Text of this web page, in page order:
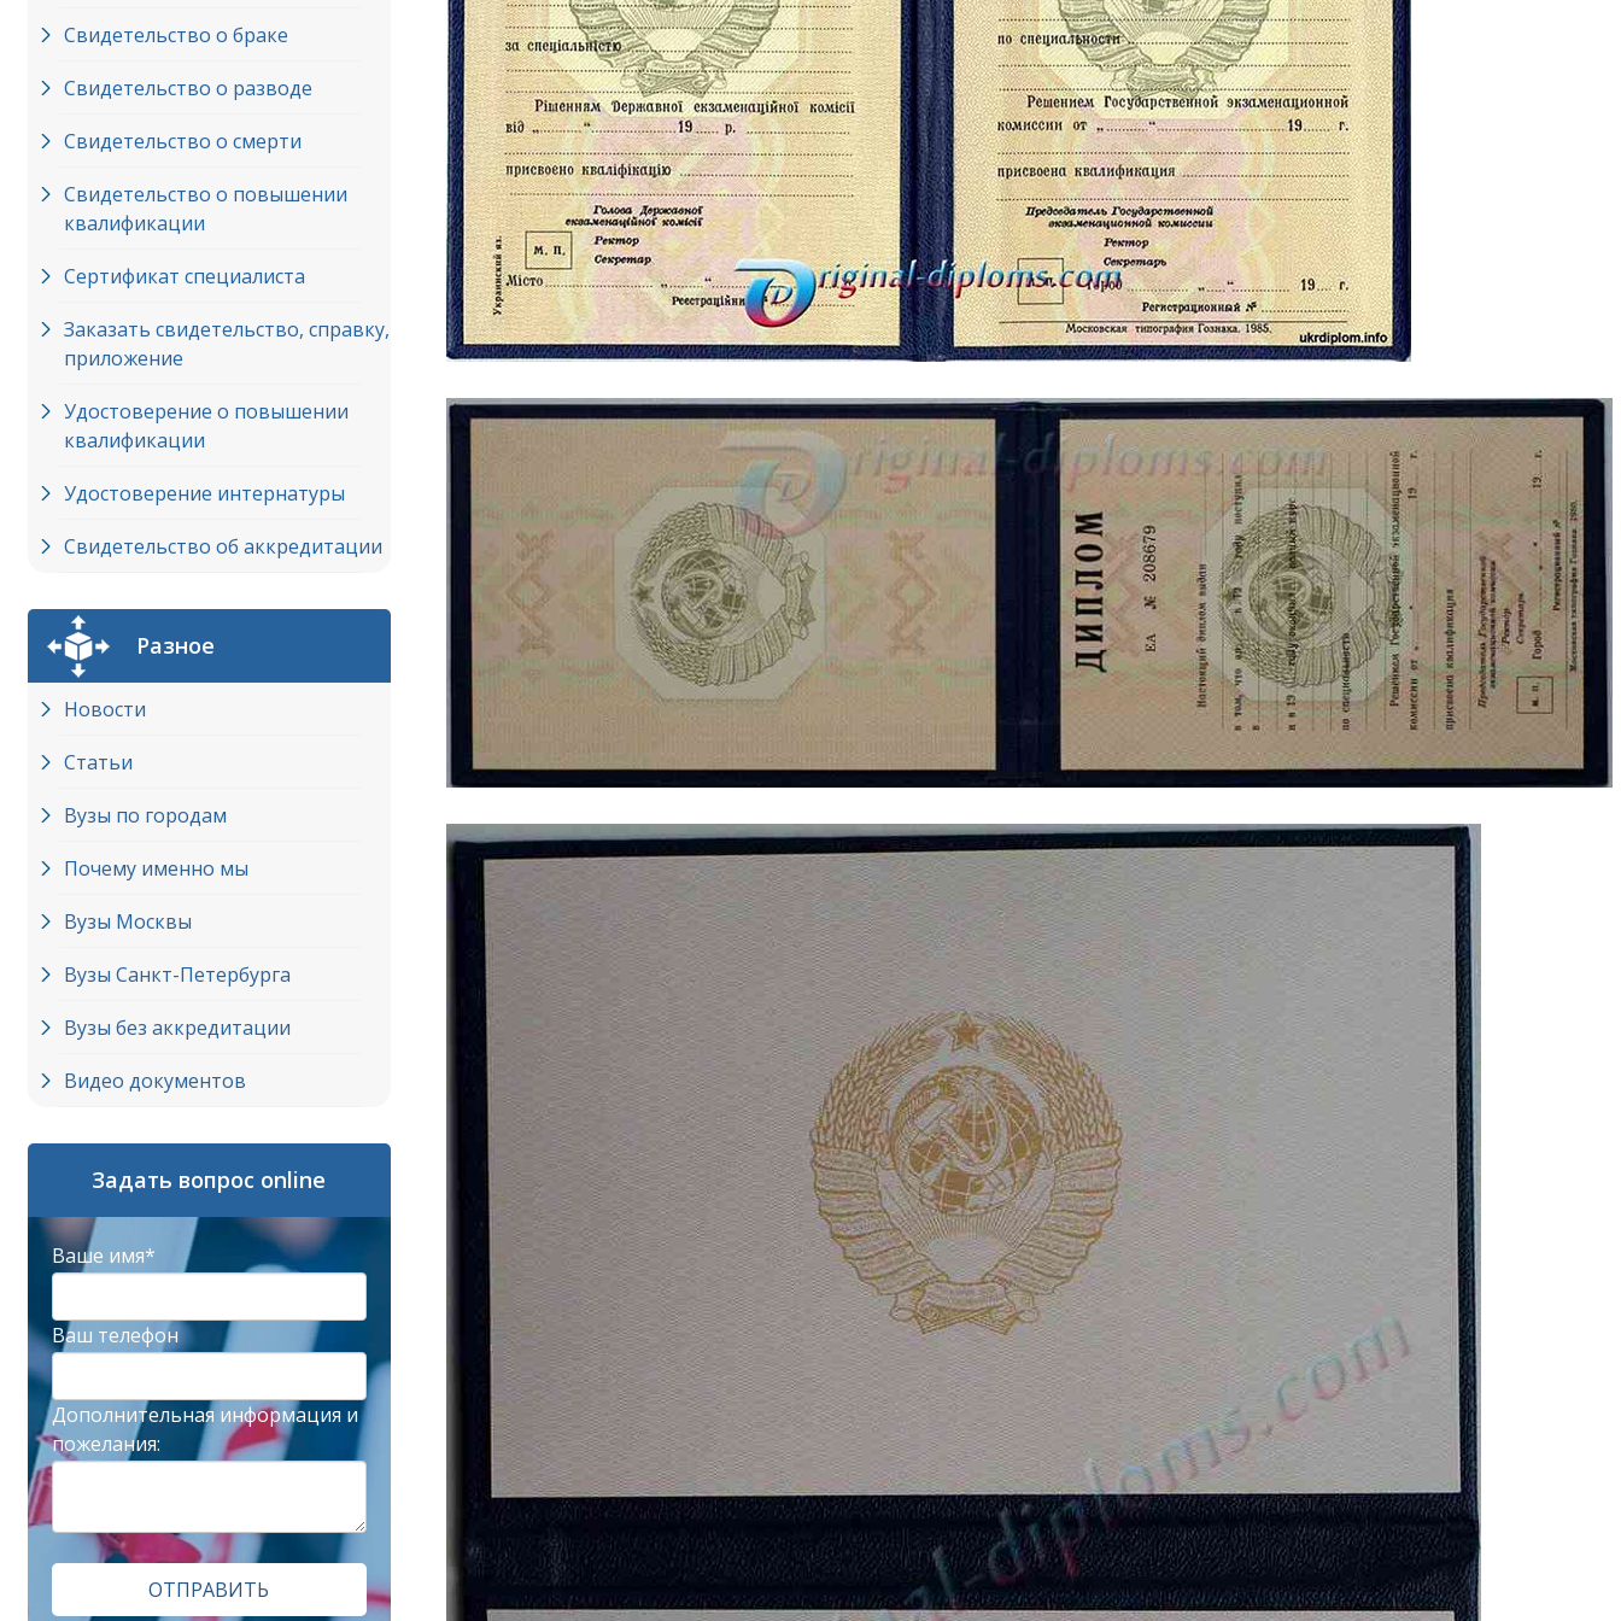
Свидетельство о браке
Свидетельство о разводе
Свидетельство о смерти
Свидетельство о повышении
квалификации
Сертификат специалиста
Заказать свидетельство, справку,
приложение
Удостоверение о повышении
квалификации
Удостоверение интернатуры
Свидетельство об аккредитации
Разное
Новости
Статьи
Вузы по городам
Почему именно мы
Вузы Москвы
Вузы Cанкт-Петербурга
Вузы без аккредитации
Видео документов
Задать вопрос online
Ваше имя*
Ваш телефон
Дополнительная информация и
пожелания:
ОТПРАВИТЬ